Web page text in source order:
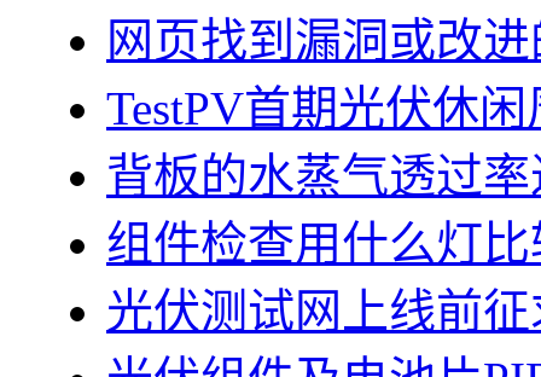
网页找到漏洞或改
TestPV首期光伏休
背板的水蒸气透过
组件检查用什么灯
光伏测试网上线前